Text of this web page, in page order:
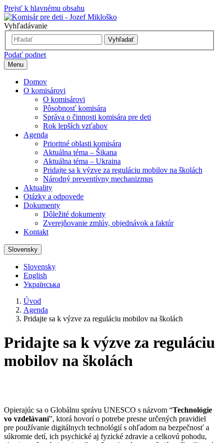
Prejsť k hlavnému obsahu
Vyhľadávanie
Vyhľadať
Podať podnet
Menu
Domov
O komisárovi
O komisárovi
Pôsobnosť komisára
Správa o činnosti komisára pre deti
Rok lepších vzťahov
Agenda
Prioritné oblasti komisára
Aktuálna téma – Šikana
Aktuálna téma – Ukraina
Pridajte sa k výzve za reguláciu mobilov na školách
Národný preventívny mechanizmus
Aktuality
Otázky a odpovede
Dokumenty
Dôležité dokumenty
Zverejňovanie zmlúv, objednávok a faktúr
Kontakt
Slovensky
Slovensky
English
Українська
Úvod
Agenda
Pridajte sa k výzve za reguláciu mobilov na školách
Pridajte sa k výzve za reguláciu
mobilov na školách
Opierajúc sa o Globálnu správu UNESCO s názvom “Technológie
vo vzdelávaní”, ktorá hovorí o potrebe presne určených pravidiel
pre používanie digitálnych technológií s ohľadom na bezpečnosť a
súkromie detí, ich psychické aj fyzické zdravie a celkovú pohodu,